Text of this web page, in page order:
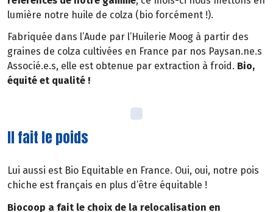
lumière notre huile de colza (bio forcément !).
Fabriquée dans l’Aude par l’Huilerie Moog à partir des
graines de colza cultivées en France par nos Paysan.ne.s
Associé.e.s, elle est obtenue par extraction à froid. Bio,
équité et qualité !
Il fait le poids
Lui aussi est Bio Equitable en France. Oui, oui, notre pois
chiche est français en plus d’être équitable !
Biocoop a fait le choix de la relocalisation en